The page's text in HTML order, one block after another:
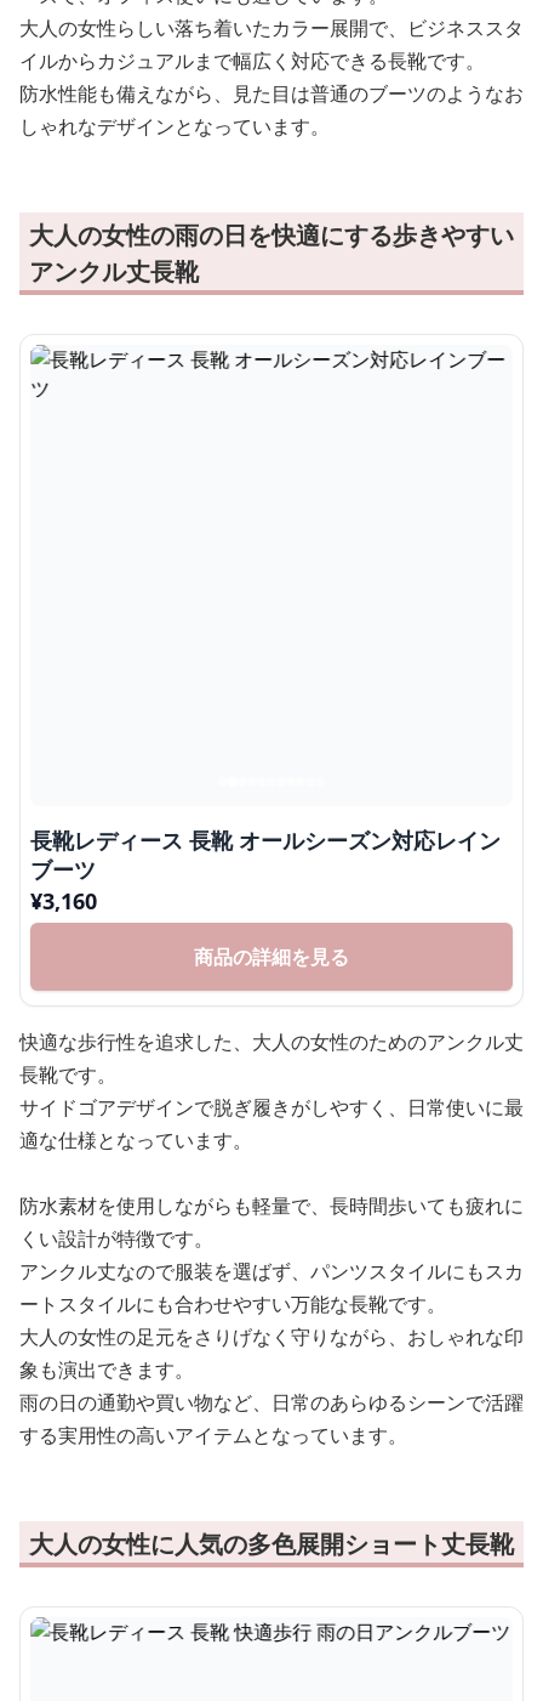
大人の女性らしい落ち着いたカラー展開で、ビジネススタ
イルからカジュアルまで幅広く対応できる長靴です。
防水性能も備えながら、見た目は普通のブーツのようなお
しゃれなデザインとなっています。
大人の女性の雨の日を快適にする歩きやすい
アンクル丈長靴
長靴レディース 長靴 オールシーズン対応レイン
ブーツ
¥3,160
商品の詳細を見る
快適な歩行性を追求した、大人の女性のためのアンクル丈
長靴です。
サイドゴアデザインで脱ぎ履きがしやすく、日常使いに最
適な仕様となっています。
防水素材を使用しながらも軽量で、長時間歩いても疲れに
くい設計が特徴です。
アンクル丈なので服装を選ばず、パンツスタイルにもスカ
ートスタイルにも合わせやすい万能な長靴です。
大人の女性の足元をさりげなく守りながら、おしゃれな印
象も演出できます。
雨の日の通勤や買い物など、日常のあらゆるシーンで活躍
する実用性の高いアイテムとなっています。
大人の女性に人気の多色展開ショート丈長靴